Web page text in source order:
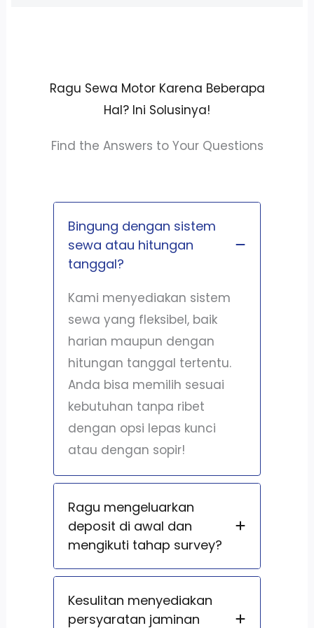
Ragu Sewa Motor Karena Beberapa
Hal? Ini Solusinya!
Find the Answers to Your Questions
Bingung dengan sistem
sewa atau hitungan
tanggal?
Kami menyediakan sistem
sewa yang fleksibel, baik
harian maupun dengan
hitungan tanggal tertentu.
Anda bisa memilih sesuai
kebutuhan tanpa ribet
dengan opsi lepas kunci
atau dengan sopir!
Ragu mengeluarkan
deposit di awal dan
mengikuti tahap survey?
Kesulitan menyediakan
persyaratan jaminan